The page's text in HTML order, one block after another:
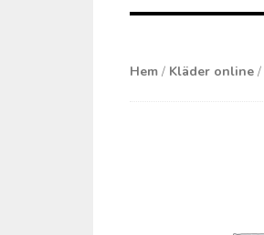
Hem / Kläder online /